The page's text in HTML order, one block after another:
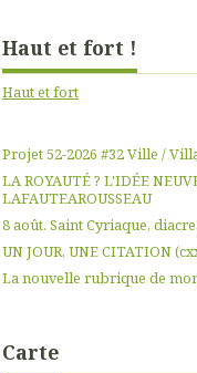
Haut et fort !
Haut et fort
Projet 52-2026 #32 Ville /
LA ROYAUTÉ ? L'IDÉE
LAFAUTEAROUSSEAU
8 août. Saint Cyriaque,
UN JOUR, UNE CITATION
La nouvelle rubrique de
Carte